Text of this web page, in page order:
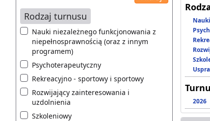
Rodzaj turnusu
Nauki niezależnego funkcjonowania z
niepełnosprawnością (oraz z innym
programem)
Psychoterapeutyczny
Rekreacyjno - sportowy i sportowy
Rozwijający zainteresowania i
uzdolnienia
Szkoleniowy
2026